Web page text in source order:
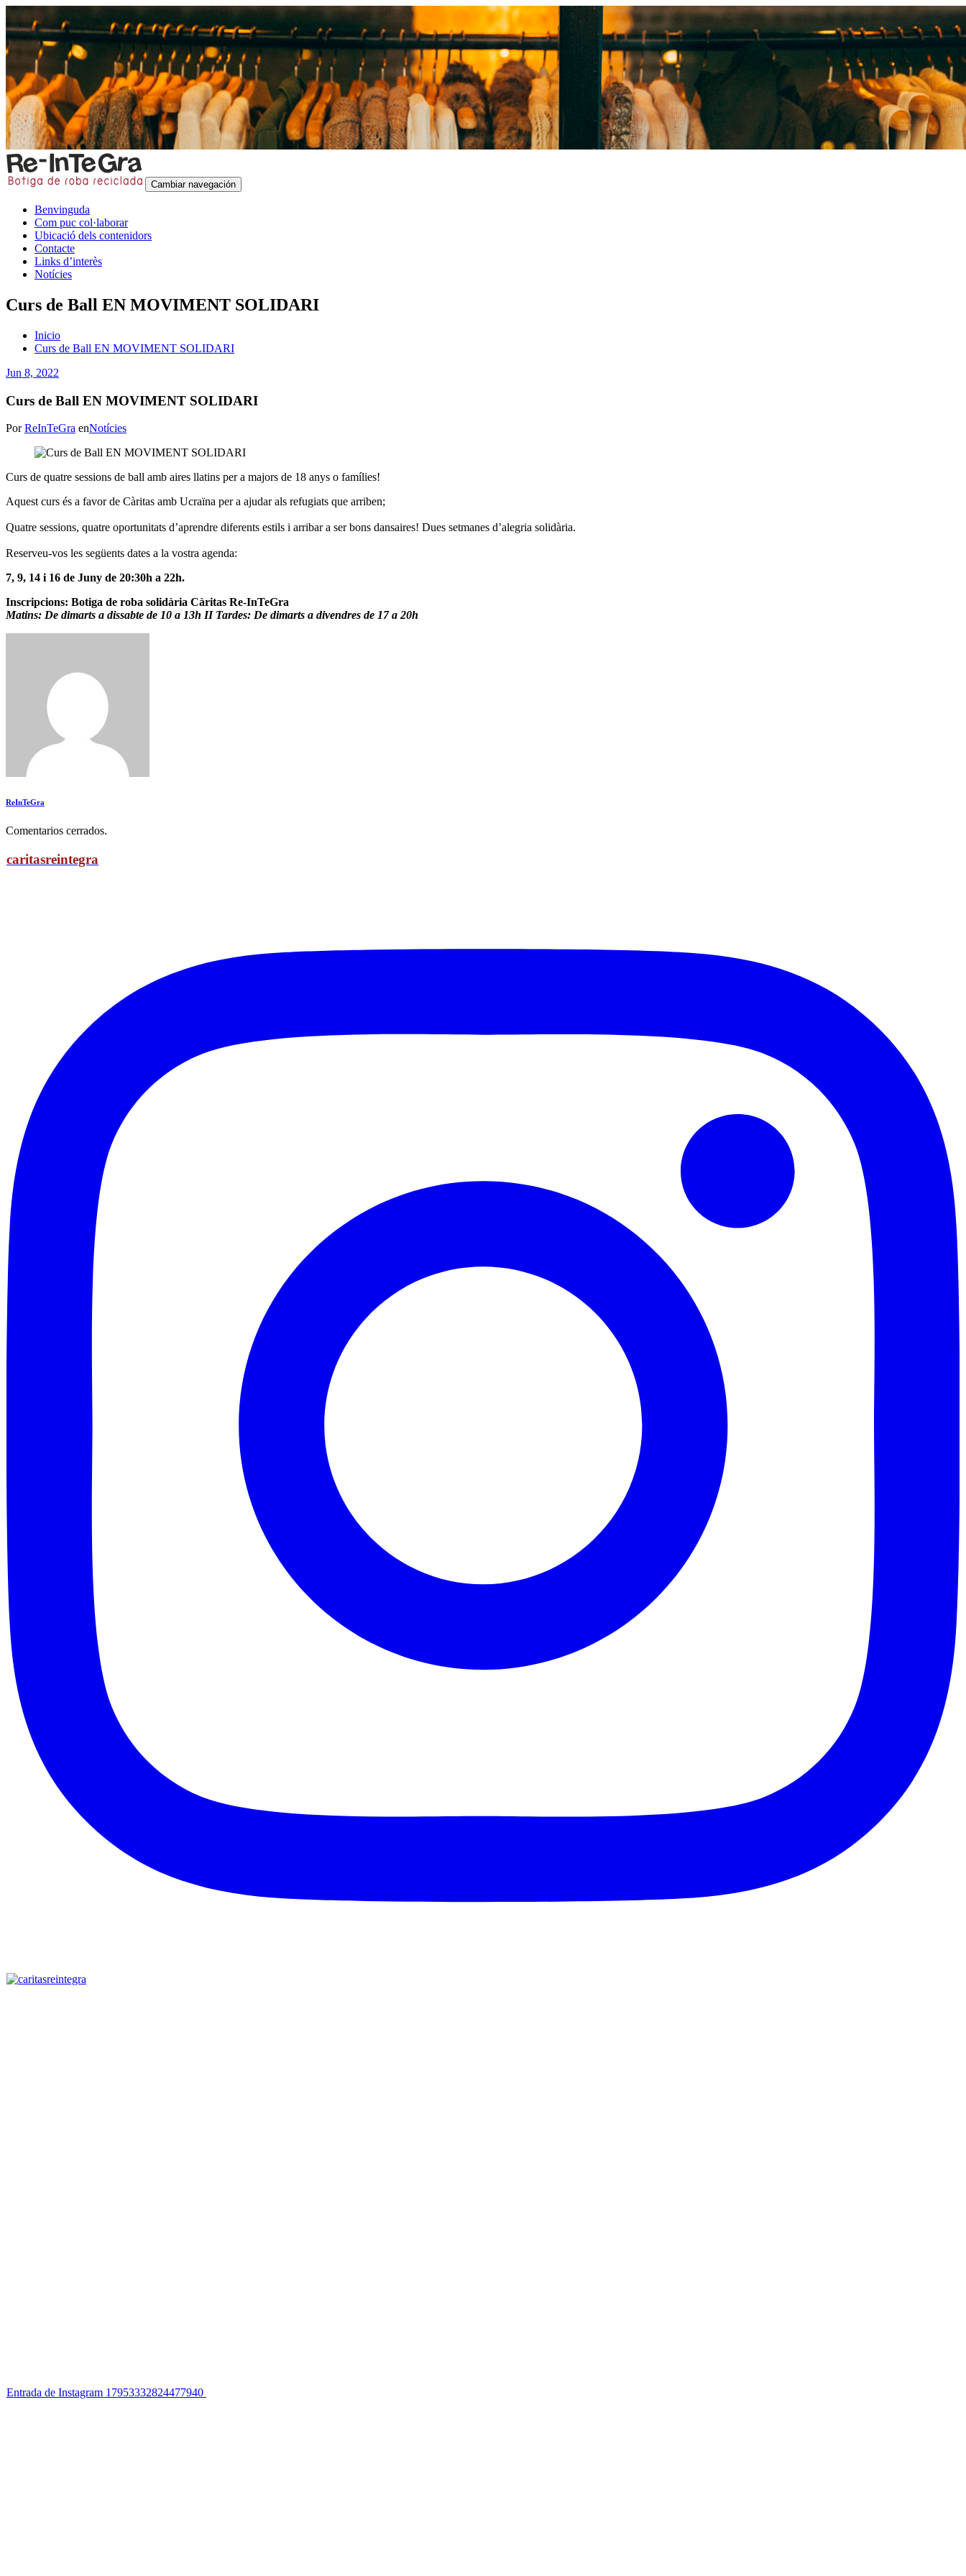
Cambiar navegación
Benvinguda
Com puc col·laborar
Ubicació dels contenidors
Contacte
Links d’interès
Notícies
Curs de Ball EN MOVIMENT SOLIDARI
Inicio
Curs de Ball EN MOVIMENT SOLIDARI
Jun 8, 2022
Curs de Ball EN MOVIMENT SOLIDARI
PorReInTeGra enNotícies
Curs de quatre sessions de ball amb aires llatins per a majors de 18 anys o famílies!
Aquest curs és a favor de Càritas amb Ucraïna per a ajudar als refugiats que arriben;
Quatre sessions, quatre oportunitats d’aprendre diferents estils i arribar a ser bons dansaires! Dues setmanes d’alegria solidària.
Reserveu-vos les següents dates a la vostra agenda:
7, 9, 14 i 16 de Juny de 20:30h a 22h.
Inscripcions: Botiga de roba solidària Càritas Re-InTeGra
Matins: De dimarts a dissabte de 10 a 13h II Tardes: De dimarts a divendres de 17 a 20h
ReInTeGra
Comentarios cerrados.
caritasreintegra
Entrada de Instagram 17953332824477940